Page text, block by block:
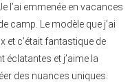
l’ai emmenée en vacances
camp. Le modèle que j’ai
et c’était fantastique de
et j’aime la
des nuances uniques.